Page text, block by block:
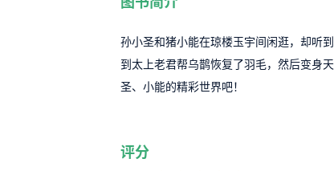
孙小圣和猪小能在琼楼玉宇间闲逛，却听
到太上老君帮乌鹊恢复了羽毛，然后变身
圣、小能的精彩世界吧！
评分